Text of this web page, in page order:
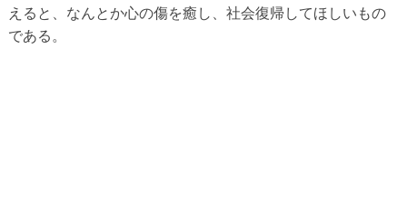
えると、なんとか心の傷を癒し、社会復帰してほしいもの
である。